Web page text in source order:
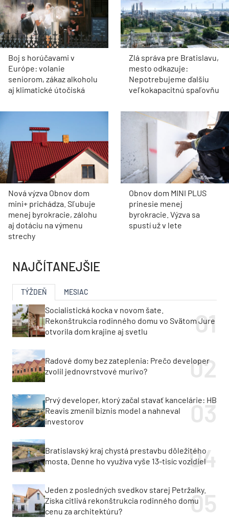
Boj s horúčavami v
Európe: volanie
seniorom, zákaz alkoholu
aj klimatické útočiská
Zlá správa pre Bratislavu,
mesto odkazuje:
Nepotrebujeme ďalšiu
veľkokapacitnú spaľovňu
Nová výzva Obnov dom
mini+ prichádza. Sľubuje
menej byrokracie, zálohu
aj dotáciu na výmenu
strechy
Obnov dom MINI PLUS
prinesie menej
byrokracie. Výzva sa
spustí už v lete
NAJČÍTANEJŠIE
TÝŽDEŇ MESIAC
Socialistická kocka v novom šate.
Rekonštrukcia rodinného domu vo Svätom Jure
otvorila dom krajine aj svetlu
Radové domy bez zateplenia: Prečo developer
zvolil jednovrstvové murivo?
Prvý developer, ktorý začal stavať kancelárie: HB
Reavis zmenil biznis model a nahneval
investorov
Bratislavský kraj chystá prestavbu dôležitého
mosta. Denne ho využíva vyše 13-tisíc vozidiel
Jeden z posledných svedkov starej Petržalky.
Získa citlivá rekonštrukcia rodinného domu
cenu za architektúru?